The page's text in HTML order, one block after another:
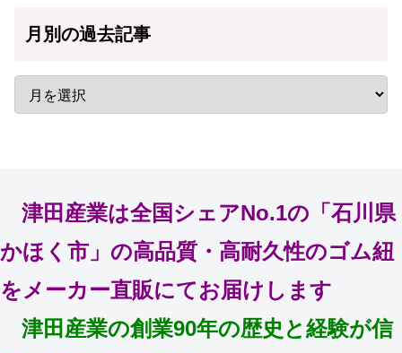
月別の過去記事
津田産業は全国シェアNo.1の「石川県
かほく市」の高品質・高耐久性のゴム紐
をメーカー直販にてお届けします
津田産業の創業90年の歴史と経験が信